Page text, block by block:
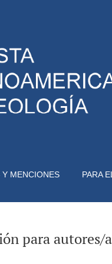
Y MENCIONES PARA
para autores/